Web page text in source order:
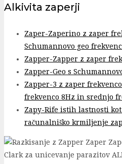
Alkivita zaperji
Zaper-Zaperino z zaper
Schumannovo geo
Zapper-Zapper z zaper
Zapper-Geo s
Zapper-3 z zaper
frekvenco 8Hz in srednjo
Zapy-Rife istih lastnosti
računalniško krmiljenje